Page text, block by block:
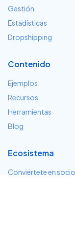
Gestión
Estadísticas
Dropshipping
Contenido
Ejemplos
Recursos
Herramientas
Blog
Ecosistema
Conviértete en socio